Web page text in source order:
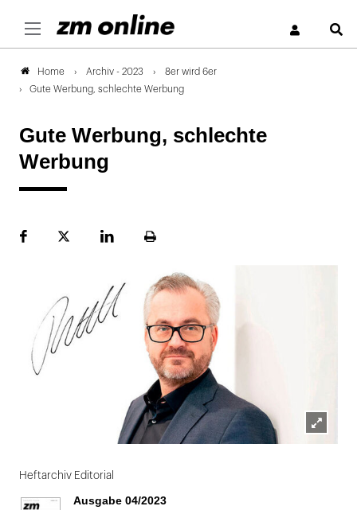
Home Archiv - 2023
8er wird 6er
Gute Werbung, schlechte Werbung
Gute Werbung, schlechte
Werbung
FacebookPlattformLinekdInSeite
Lightbox
Heftarchiv Editorial
Ausgabe 04/2023